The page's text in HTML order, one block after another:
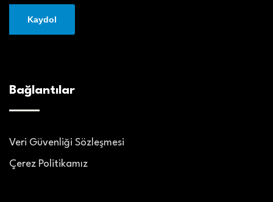
Bağlantılar
Veri Güvenliği Sözleşmesi
Çerez Politikamız